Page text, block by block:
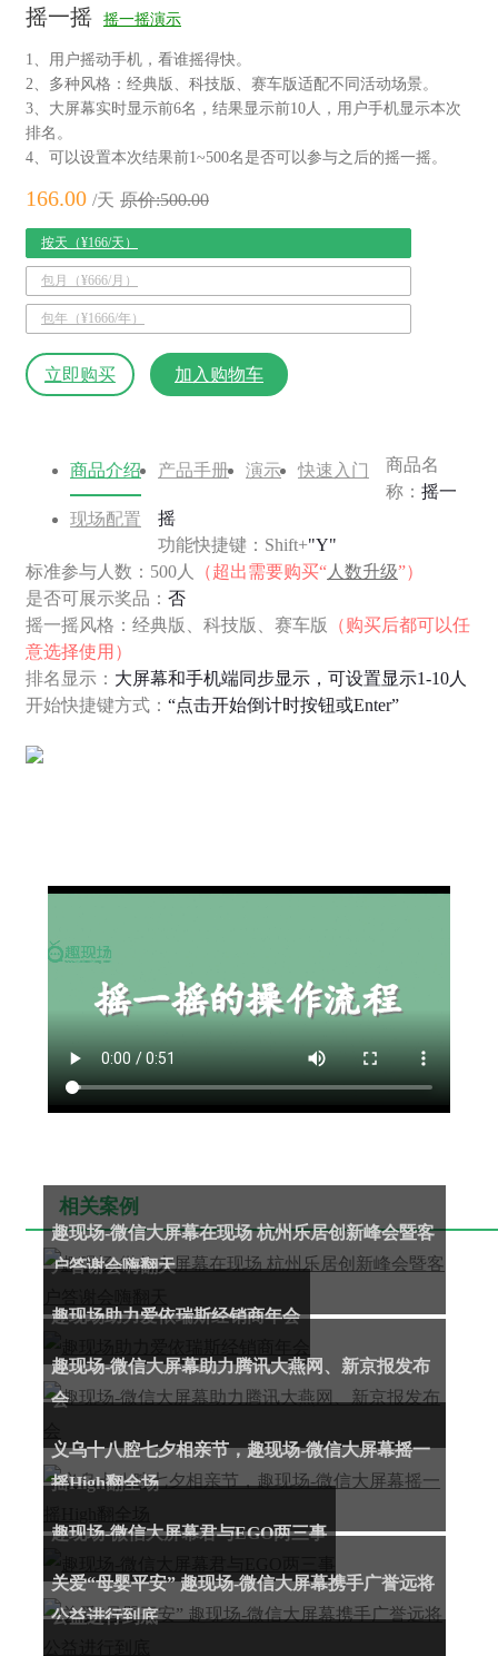
摇一摇 摇一摇演示
1、用户摇动手机，看谁摇得快。
2、多种风格：经典版、科技版、赛车版适配不同活动场景。
3、大屏幕实时显示前6名，结果显示前10人，用户手机显示本次
排名。
4、可以设置本次结果前1~500名是否可以参与之后的摇一摇。
166.00 /天 原价:500.00
按天（¥166/天）
包月（¥666/月）
包年（¥1666/年）
立即购买 加入购物车
商品介绍 产品手册 演示 快速入门
现场配置
商品名
称： 摇一
摇
功能快捷键：Shift+"Y"
标准参与人数：500人
（超出需要购买“ 人数升级”）
是否可展示奖品： 否
摇一摇风格：经典版、科技版、赛车版
（购买后都可以任
意选择使用）
排名显示： 大屏幕和手机端同步显示，可设置显示1-10人
开始快捷键方式： “点击开始倒计时按钮或Enter”
相关案例
趣现场-微信大屏幕在现场 杭州乐居创新峰会暨客
户答谢会嗨翻天
趣现场助力爱依瑞斯经销商年会
趣现场-微信大屏幕助力腾讯大燕网、新京报发布
会
义乌十八腔七夕相亲节，趣现场-微信大屏幕摇一
摇High翻全场
趣现场-微信大屏幕君与EGO两三事
关爱“母婴平安” 趣现场-微信大屏幕携手广誉远将
公益进行到底